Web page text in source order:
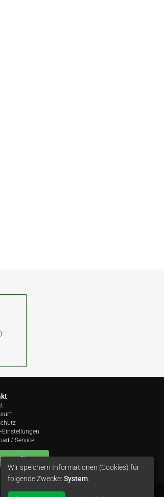
Einstellungen
/ Service
Sie uns
Wir speichern Informationen (Cookies) für
folgende Zwecke: System